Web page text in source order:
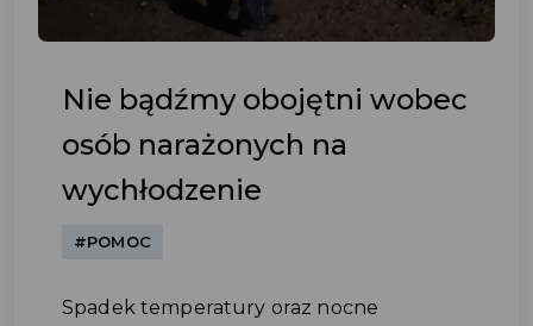
Nie bądźmy obojętni wobec
osób narażonych na
wychłodzenie
#POMOC
Spadek temperatury oraz nocne